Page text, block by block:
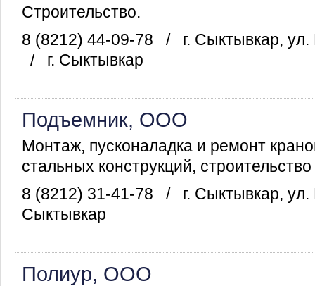
Строительство.
8 (8212) 44-09-78
/
г. Сыктывкар,
/
г. Сыктывкар
Подъемник, ООО
Монтаж, пусконаладка и ремонт
стальных конструкций,
8 (8212) 31-41-78
/
г. Сыктывкар,
Сыктывкар
Полиур, ООО